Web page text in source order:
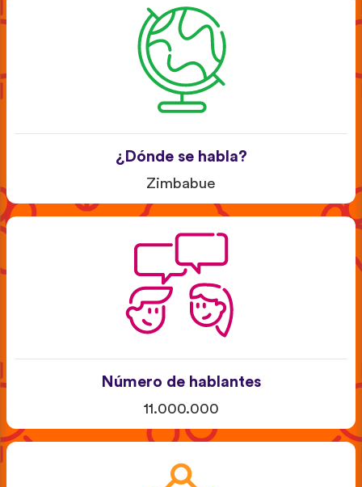
¿Dónde se habla?
Zimbabue
Número de hablantes
11.000.000